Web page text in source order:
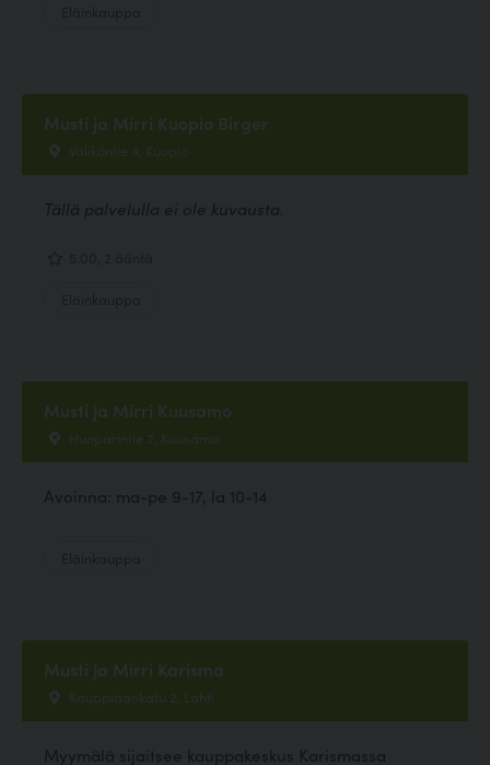
Musti ja Mirri Kuopio Birger
Väliköntie 4, Kuopio
Tällä palvelulla ei ole kuvausta.
Musti ja Mirri Kuusamo
Huoparintie 2, Kuusamo
Avoinna: ma-pe 9-17, la 10-14
Musti ja Mirri Karisma
Kauppiaankatu 2, Lahti
Myymälä sijaitsee kauppakeskus Karismassa